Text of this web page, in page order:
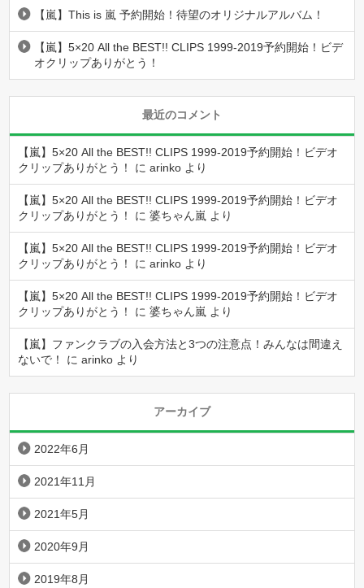
【嵐】This is 嵐 予約開始！待望のオリジナルアルバム！
【嵐】5×20 All the BEST!! CLIPS 1999-2019予約開始！ビデ
オクリップありがとう！
最近のコメント
【嵐】5×20 All the BEST!! CLIPS 1999-2019予約開始！ビデオ
クリップありがとう！
にarinko より
【嵐】5×20 All the BEST!! CLIPS 1999-2019予約開始！ビデオ
クリップありがとう！
に婆ちゃん嵐 より
【嵐】5×20 All the BEST!! CLIPS 1999-2019予約開始！ビデオ
クリップありがとう！
にarinko より
【嵐】5×20 All the BEST!! CLIPS 1999-2019予約開始！ビデオ
クリップありがとう！
に婆ちゃん嵐 より
【嵐】ファンクラブの入会方法と3つの注意点！みんなは間違え
ないで！
にarinko より
アーカイブ
2022年6月
2021年11月
2021年5月
2020年9月
2019年8月